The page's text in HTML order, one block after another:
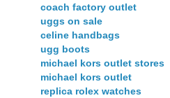
coach factory outlet
uggs on sale
celine handbags
ugg boots
michael kors outlet stores
michael kors outlet
replica rolex watches